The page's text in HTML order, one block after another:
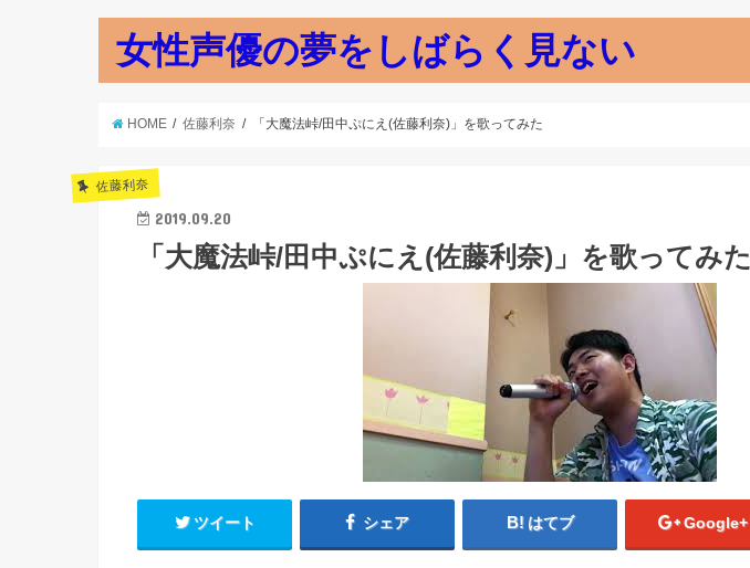
女性声優の夢をしばらく見ない
HOME 佐藤利奈 「大魔法峠/田中ぷにえ(佐藤利奈)」を歌ってみた
佐藤利奈
2019.09.20
「大魔法峠/田中ぷにえ(佐藤利奈)」を歌ってみた
ツイート シェア はてブ Google+